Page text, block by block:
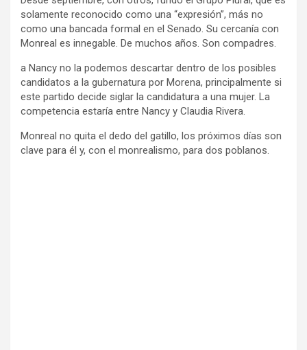
solamente reconocido como una “expresión”, más no
como una bancada formal en el Senado. Su cercanía con
Monreal es innegable. De muchos años. Son compadres.
a Nancy no la podemos descartar dentro de los posibles
candidatos a la gubernatura por Morena, principalmente si
este partido decide siglar la candidatura a una mujer. La
competencia estaría entre Nancy y Claudia Rivera.
Monreal no quita el dedo del gatillo, los próximos días son
clave para él y, con el monrealismo, para dos poblanos.